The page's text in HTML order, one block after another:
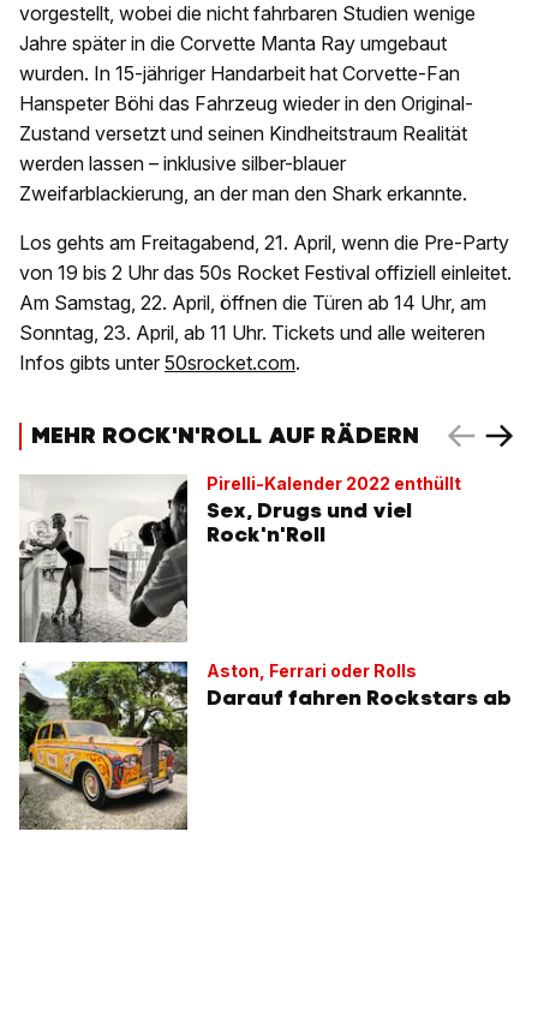
vorgestellt, wobei die nicht fahrbaren Studien wenige
Jahre später in die Corvette Manta Ray umgebaut
wurden. In 15-jähriger Handarbeit hat Corvette-Fan
Hanspeter Böhi das Fahrzeug wieder in den Original-
Zustand versetzt und seinen Kindheitstraum Realität
werden lassen – inklusive silber-blauer
Zweifarblackierung, an der man den Shark erkannte.
Los gehts am Freitagabend, 21. April, wenn die Pre-Party
von 19 bis 2 Uhr das 50s Rocket Festival offiziell einleitet.
Am Samstag, 22. April, öffnen die Türen ab 14 Uhr, am
Sonntag, 23. April, ab 11 Uhr. Tickets und alle weiteren
Infos gibts unter 50srocket.com.
MEHR ROCK'N'ROLL AUF RÄDERN
Pirelli-Kalender 2022 enthüllt
Sex, Drugs und viel
Rock'n'Roll
Aston, Ferrari oder Rolls
Darauf fahren Rockstars ab